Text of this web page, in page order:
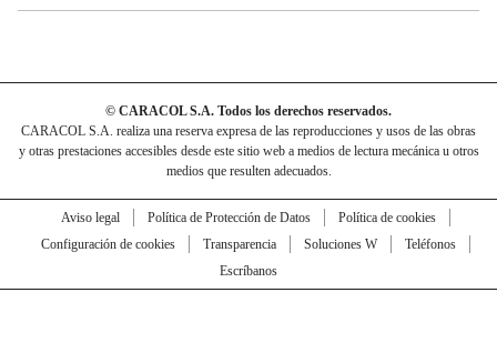
© CARACOL S.A. Todos los derechos reservados.
CARACOL S.A. realiza una reserva expresa de las reproducciones y usos de las obras
y otras prestaciones accesibles desde este sitio web a medios de lectura mecánica u otros
medios que resulten adecuados.
Aviso legal Política de Protección de Datos
Política de cookies
Configuración de cookies
Transparencia Soluciones W
Teléfonos
Escríbanos